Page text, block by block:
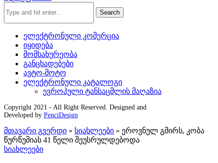
Search
ელექტრონული კომერცია
იყიდება
მომსახურეობა
განცხადებები
ავტო-მოტო
ელექტრონული კატალოგი
ევროპული ტანსაცმლის მაღაზია
Copyright 2021 - All Right Reserved. Designed and
Developed by PenciDesign
მთავარი გვერდი » სიახლეები » ეროვნულ გმირს, კობა
წურწუმიას 41 წელი შეუსრულდებოდა
სიახლეები